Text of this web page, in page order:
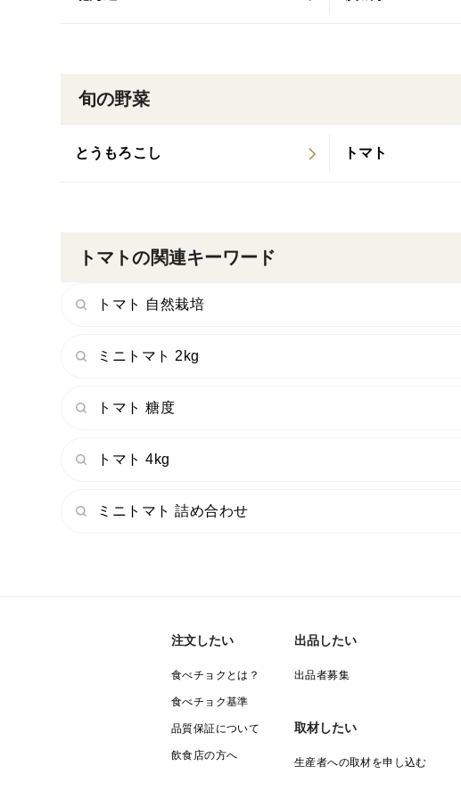
旬の野菜
とうもろこし トマト
トマトの関連キーワード
トマト 自然栽培
ミニトマト 2kg
トマト 糖度
トマト 4kg
ミニトマト 詰め合わせ
注文したい
食べチョクとは？
食べチョク基準
品質保証について
飲食店の方へ
出品したい
出品者募集
取材したい
生産者への取材を申し込む